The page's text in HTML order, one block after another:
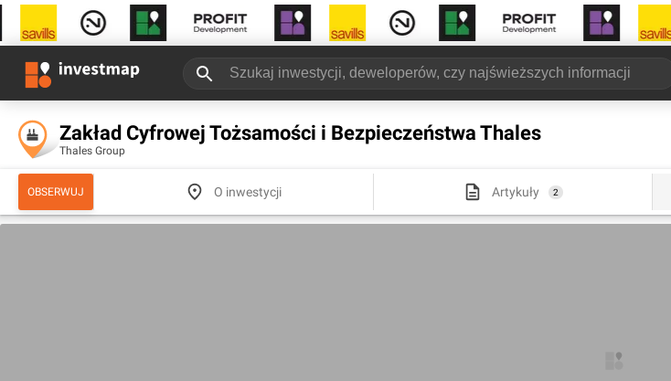
Zakład Cyfrowej Tożsamości i Bezpieczeństwa Thales
Thales Group
OBSERWUJ O inwestycji Artykuły 2